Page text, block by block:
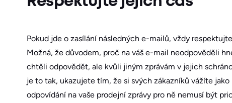
Pokud jde o zasílání následných e-mailů, vždy
Možná, že důvodem, proč na váš e-mail neodpověděli
chtěli odpovědět, ale kvůli jiným zprávám v jejich
je to tak, ukazujete tím, že si svých zákazníků vážíte
odpovídání na vaše prodejní zprávy pro ně nemusí být